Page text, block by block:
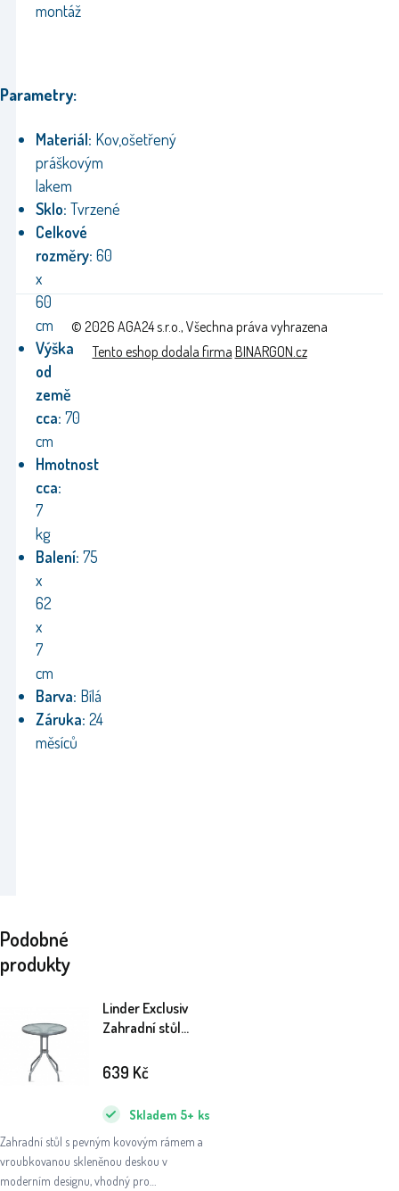
montáž
Parametry:
Materiál: Kov,ošetřený
práškovým
lakem
Sklo: Tvrzené
Celkové
rozměry: 60
x
60
cm
Výška
od
země
cca: 70
cm
Hmotnost
cca:
7
kg
Balení: 75
x
62
x
7
cm
Barva: Bílá
Záruka: 24
měsíců
Podobné
produkty
Linder Exclusiv
Zahradní stůl
MC330850 71x60
Zahradní stůl s pevným kovovým rámem a
vroubkovanou skleněnou deskou v
moderním designu, vhodný pro
Skladem 5+ ks
639 Kč
© 2026 AGA24 s.r.o., Všechna práva vyhrazena
Tento eshop dodala firma BINARGON.cz